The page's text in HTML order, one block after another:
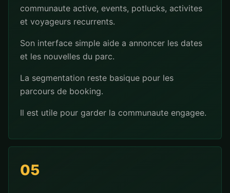
communaute active, events, potlucks, activites
et voyageurs recurrents.
Son interface simple aide a annoncer les dates
et les nouvelles du parc.
La segmentation reste basique pour les
parcours de booking.
Il est utile pour garder la communaute engagee.
05